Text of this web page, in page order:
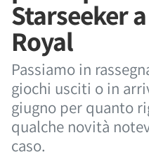
Starseeker
Royal
Passiamo in
giochi usciti o in
giugno per quanto
qualche novità
caso.